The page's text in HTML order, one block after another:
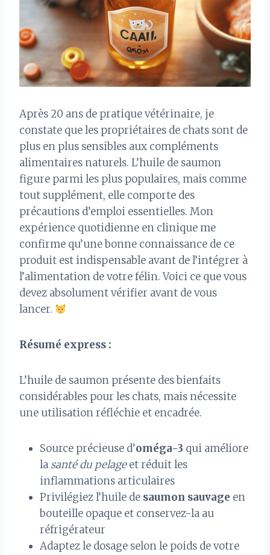
Après 20 ans de pratique vétérinaire, je
constate que les propriétaires de chats sont de
plus en plus sensibles aux compléments
alimentaires naturels. L’huile de saumon
figure parmi les plus populaires, mais comme
tout supplément, elle comporte des
précautions d’emploi essentielles. Mon
expérience quotidienne en clinique me
confirme qu’une bonne connaissance de ce
produit est indispensable avant de l’intégrer à
l’alimentation de votre félin. Voici ce que vous
devez absolument vérifier avant de vous
lancer.
Résumé express :
L’huile de saumon présente des bienfaits
considérables pour les chats, mais nécessite
une utilisation réfléchie et encadrée.
Source précieuse d’oméga-3 qui améliore
la santé du pelageet réduit les
inflammations articulaires
Privilégiez l’huile de saumon sauvage en
bouteille opaque et conservez-la au
réfrigérateur
Adaptez le dosage selon le poids de votre